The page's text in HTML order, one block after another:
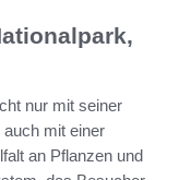
nur mit seiner
mit einer
an Pflanzen und